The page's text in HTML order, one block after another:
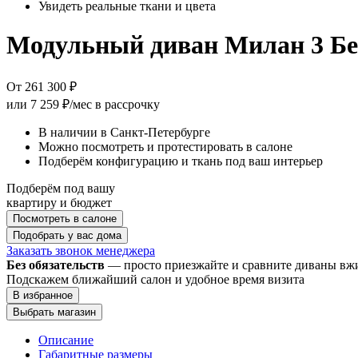
Увидеть реальные ткани и цвета
Модульный диван Милан 3
От 261 300 ₽
или 7 259 ₽/мес в рассрочку
В наличии в Санкт-Петербурге
Можно посмотреть и протестировать в салоне
Подберём конфигурацию и ткань под ваш интерьер
Подберём под вашу
квартиру и бюджет
Посмотреть в салоне
Подобрать у вас дома
Заказать звонок менеджера
Без обязательств — просто приезжайте и сравните диваны
Подскажем ближайший салон и удобное время визита
В избранное
Выбрать магазин
Описание
Габаритные размеры